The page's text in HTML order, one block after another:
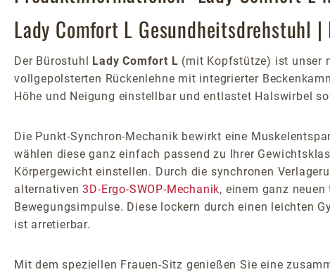
Lady Comfort L Gesundheitsdrehstuhl
Der Bürostuhl Lady Comfort L (mit Kopfstütze) ist unser
vollgepolsterten Rückenlehne mit integrierter
Höhe und Neigung einstellbar und entlastet Halswirbel
Die Punkt-Synchron-Mechanik bewirkt eine
wählen diese ganz einfach passend zu Ihrer
Körpergewicht einstellen. Durch die synchronen
alternativen3D-Ergo-SWOP-Mechanik, einem ganz
Bewegungsimpulse. Diese lockern durch einen leichten
ist arretierbar.
Mit dem speziellen Frauen-Sitz genießen Sie eine